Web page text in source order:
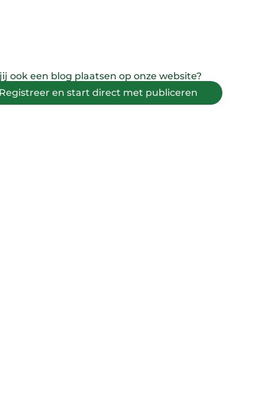
ook een blog plaatsen op onze website?
en start direct met publiceren